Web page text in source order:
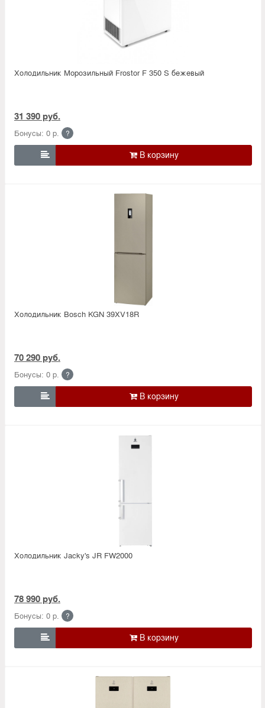
Холодильник Морозильный Frostor F 350 S бежевый
31 390 руб.
Бонусы: 0 р. ?

Холодильник Bosсh KGN 39XV18R
70 290 руб.
Бонусы: 0 р. ?

Холодильник Jacky's JR FW2000
78 990 руб.
Бонусы: 0 р. ?
